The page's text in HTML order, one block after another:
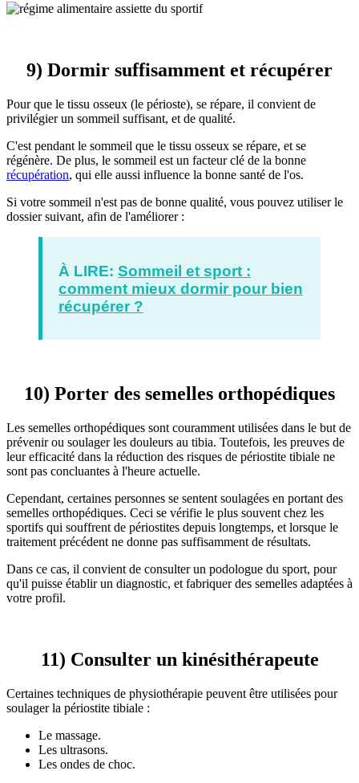
9) Dormir suffisamment et récupérer
Pour que le tissu osseux (le périoste), se répare, il convient de
privilégier un sommeil suffisant, et de qualité.
C'est pendant le sommeil que le tissu osseux se répare, et se
régénère. De plus, le sommeil est un facteur clé de la bonne
récupération, qui elle aussi influence la bonne santé de l'os.
Si votre sommeil n'est pas de bonne qualité, vous pouvez utiliser le
dossier suivant, afin de l'améliorer :
À LIRE: Sommeil et sport :
comment mieux dormir pour bien
récupérer ?
10) Porter des semelles orthopédiques
Les semelles orthopédiques sont couramment utilisées dans le but de
prévenir ou soulager les douleurs au tibia. Toutefois, les preuves de
leur efficacité dans la réduction des risques de périostite tibiale ne
sont pas concluantes à l'heure actuelle.
Cependant, certaines personnes se sentent soulagées en portant des
semelles orthopédiques. Ceci se vérifie le plus souvent chez les
sportifs qui souffrent de périostites depuis longtemps, et lorsque le
traitement précédent ne donne pas suffisamment de résultats.
Dans ce cas, il convient de consulter un podologue du sport, pour
qu'il puisse établir un diagnostic, et fabriquer des semelles adaptées à
votre profil.
11) Consulter un kinésithérapeute
Certaines techniques de physiothérapie peuvent être utilisées pour
soulager la périostite tibiale :
Le massage.
Les ultrasons.
Les ondes de choc.